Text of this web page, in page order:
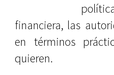
financiera, las
en términos
quieren.